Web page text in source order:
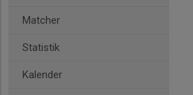
Matcher
Statistik
Kalender